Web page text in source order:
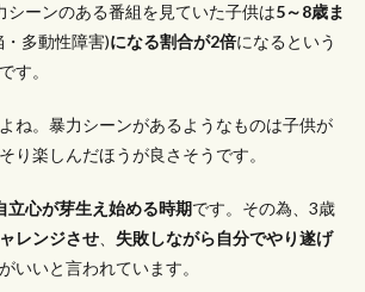
シーンのある番組を見ていた子供は5～8歳ま
多動性障害)になる割合が2倍になるという
す。
ね。暴力シーンがあるようなものは子供が
り楽しんだほうが良さそうです。
立心が芽生え始める時期です。その為、3歳
レンジさせ
失敗しながら自分でやり遂げ
いいと言われています。